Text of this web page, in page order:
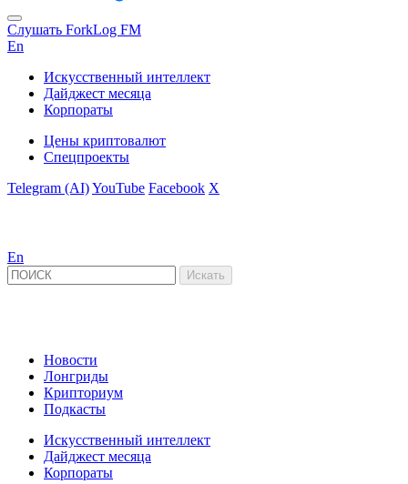
Слушать ForkLog FM
En
Искусственный интеллект
Дайджест месяца
Корпораты
Цены криптовалют
Спецпроекты
Telegram (AI)YouTube Facebook X
En
Новости
Лонгриды
Крипториум
Подкасты
Искусственный интеллект
Дайджест месяца
Корпораты